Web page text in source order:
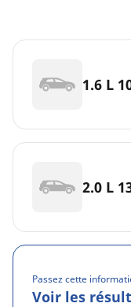
1.6 L
2.0 L
Passez cette
Voir les